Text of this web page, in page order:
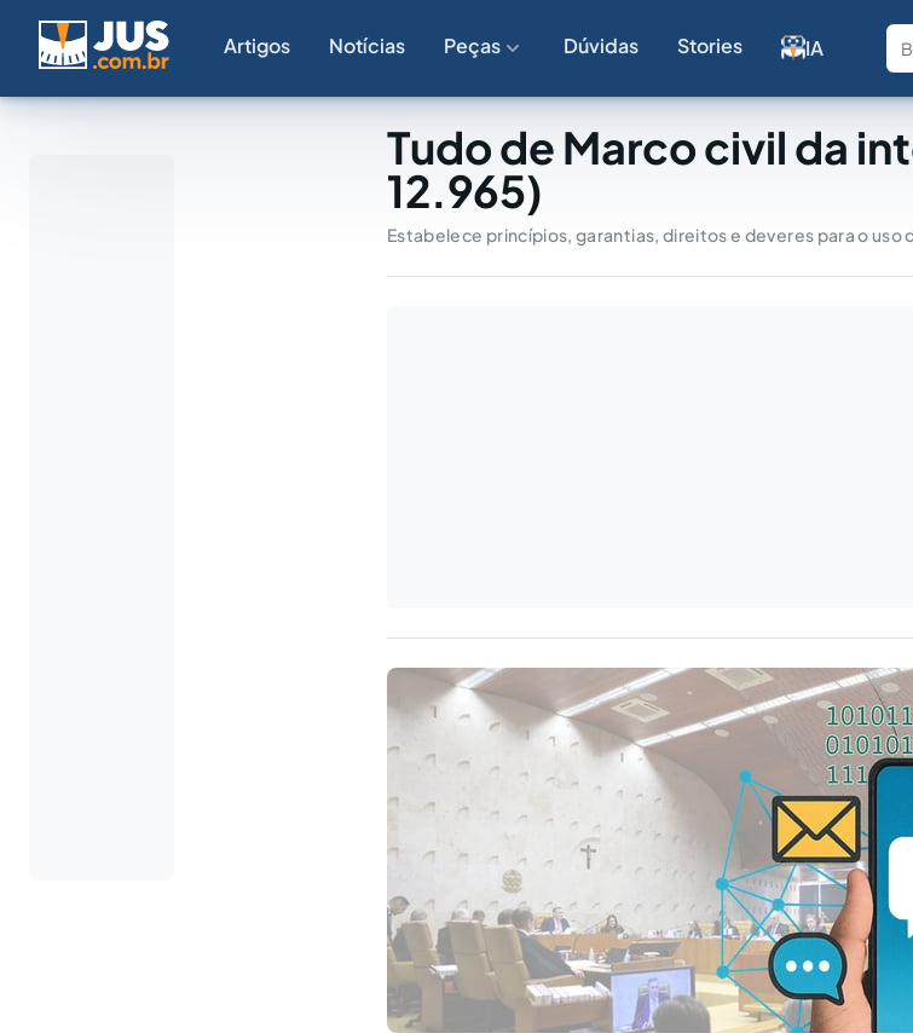
Artigos Notícias Peças Dúvidas Stories IA
Tudo de Marco civil da
12.965)
Estabelece princípios, garantias, direitos e deveres para o uso